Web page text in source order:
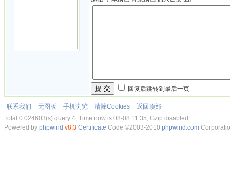
提 交 回复后跳转到最后一页
联系我们 无图版 手机浏览 清除Cookies
返回顶部
Total 0.024603(s) query 4, Time now is:08-08 11:35, Gzip disabled
Powered by phpwind v8.3 Certificate Code ©2003-2010 phpwind.com